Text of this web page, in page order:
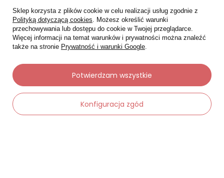
Moje zamówienia
Status zamówienia
Śledzenie przesyłki
Sklep korzysta z plików cookie w celu realizacji usług zgodnie z
Polityką dotyczącą cookies. Możesz określić warunki
przechowywania lub dostępu do cookie w Twojej przeglądarce.
Więcej informacji na temat warunków i prywatności można znaleźć
także na stronie Prywatność i warunki Google.
Konfiguracja zgód
Potwierdzam wszystkie